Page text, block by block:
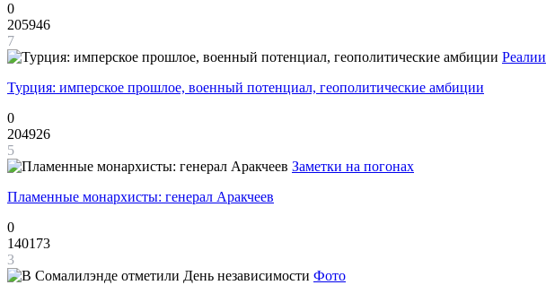
0
205946
7
Реалии
Турция: имперское прошлое, военный потенциал, геополитические амбиции
0
204926
5
Заметки на погонах
Пламенные монархисты: генерал Аракчеев
0
140173
3
Фото